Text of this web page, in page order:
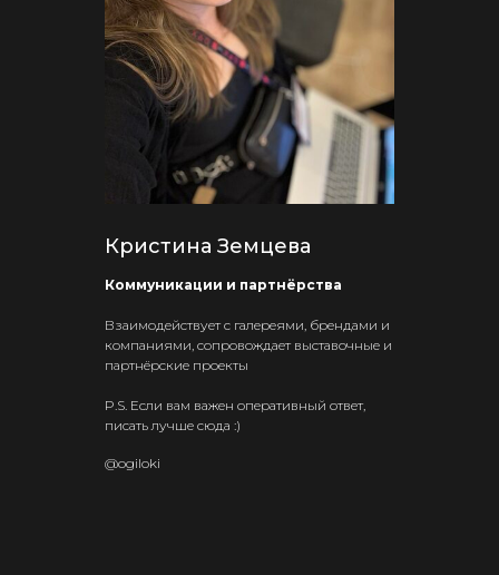
Кристина Земцева
Коммуникации и партнёрства
Взаимодействует с галереями, брендами и
компаниями, сопровождает выставочные и
партнёрские проекты
P.S. Если вам важен оперативный ответ,
писать лучше сюда :)
@ogiloki